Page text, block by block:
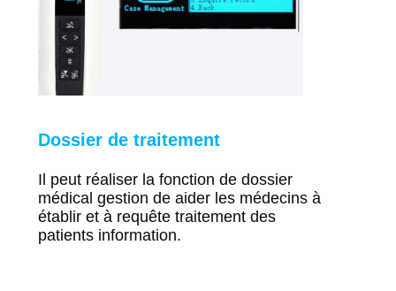
Dossier de traitement
Il peut réaliser la fonction de dossier
médical gestion de aider les médecins à
établir et à requête traitement des
patients information.